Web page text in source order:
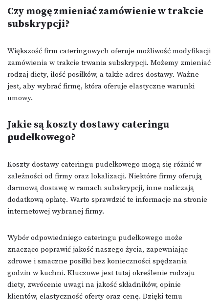
Czy mogę zmieniać zamówienie w trakcie
subskrypcji?
Większość firm cateringowych oferuje możliwość modyfikacji
zamówienia w trakcie trwania subskrypcji. Możemy zmieniać
rodzaj diety, ilość posiłków, a także adres dostawy. Ważne
jest, aby wybrać firmę, która oferuje elastyczne warunki
umowy.
Jakie są koszty dostawy cateringu
pudełkowego?
Koszty dostawy cateringu pudełkowego mogą się różnić w
zależności od firmy oraz lokalizacji. Niektóre firmy oferują
darmową dostawę w ramach subskrypcji, inne naliczają
dodatkową opłatę. Warto sprawdzić te informacje na stronie
internetowej wybranej firmy.
Wybór odpowiedniego cateringu pudełkowego może
znacząco poprawić jakość naszego życia, zapewniając
zdrowe i smaczne posiłki bez konieczności spędzania
godzin w kuchni. Kluczowe jest tutaj określenie rodzaju
diety, zwrócenie uwagi na jakość składników, opinie
klientów, elastyczność oferty oraz cenę. Dzięki temu